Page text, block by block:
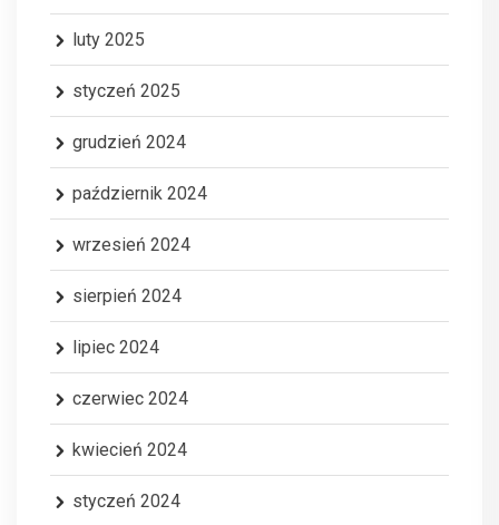
luty 2025
styczeń 2025
grudzień 2024
październik 2024
wrzesień 2024
sierpień 2024
lipiec 2024
czerwiec 2024
kwiecień 2024
styczeń 2024